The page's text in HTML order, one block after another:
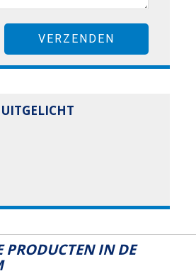
UITGELICHT
PRODUCTEN IN DE